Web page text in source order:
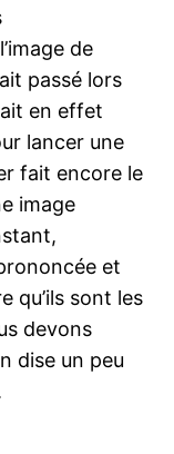
de
passé lors
en effet
lancer une
fait encore le
image
et
qu’ils sont les
devons
dise un peu